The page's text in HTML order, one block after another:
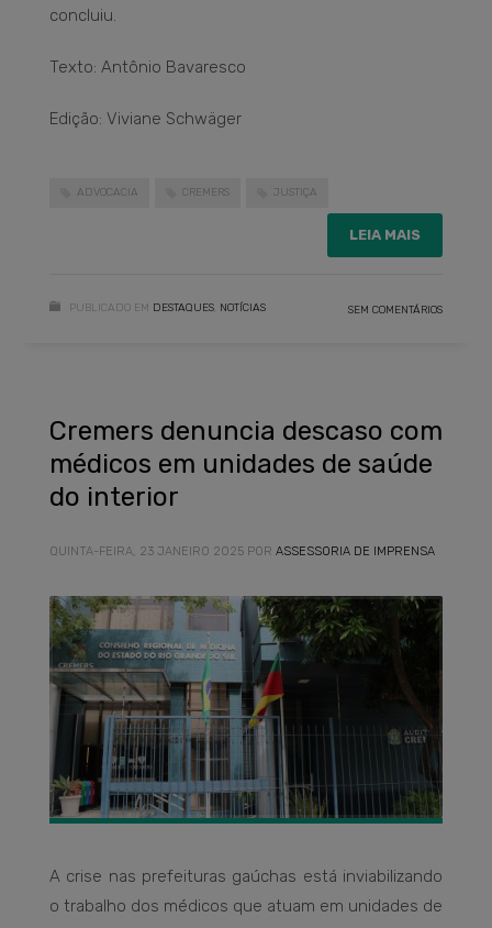
concluiu.
Texto: Antônio Bavaresco
Edição: Viviane Schwäger
ADVOCACIA CREMERS JUSTIÇA
LEIA MAIS
PUBLICADO EM DESTAQUES NOTÍCIAS SEM COMENTÁRIOS
Cremers denuncia descaso com
médicos em unidades de saúde
do interior
QUINTA-FEIRA, 23 JANEIRO 2025 POR ASSESSORIA DE IMPRENSA
A crise nas prefeituras gaúchas está inviabilizando
o trabalho dos médicos que atuam em unidades de